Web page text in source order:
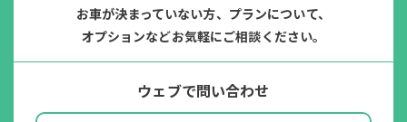
お車が決まっていない方、プランについて、
オプションなどお気軽にご相談ください。
ウェブで問い合わせ